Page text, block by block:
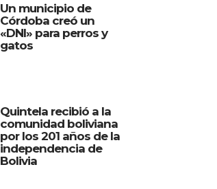
Un municipio de
Córdoba creó un
«DNI» para perros y
gatos
Quintela recibió a la
comunidad boliviana
por los 201 años de la
independencia de
Bolivia